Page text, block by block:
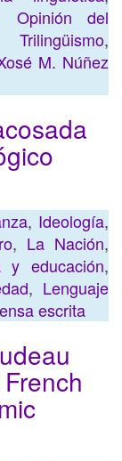
Opinión del
Trilingüismo,
M. Núñez
, Ideología,
, La Nación,
y educación,
, Lenguaje
escrita